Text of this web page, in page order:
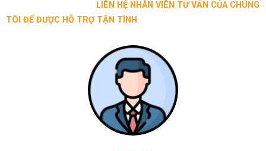
LIÊN HỆ NHÂN VIÊN TƯ VẤN CỦA CHÚNG
TÔI ĐỂ ĐƯỢC HỖ TRỢ TẬN TÌNH